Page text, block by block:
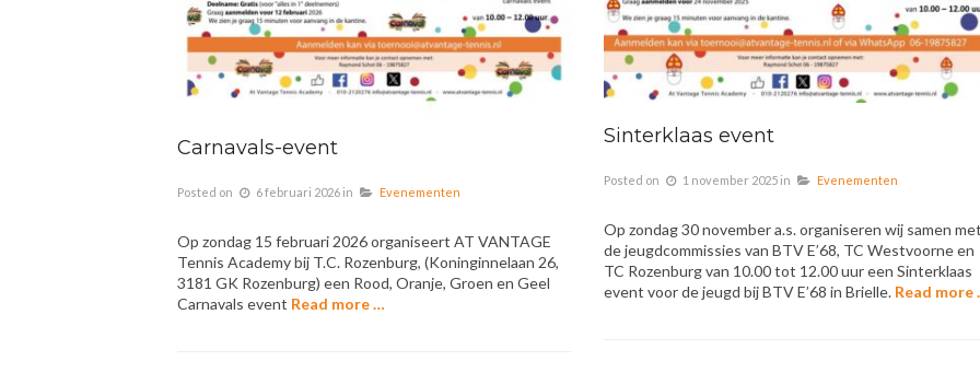
Carnavals-event
Posted on 6 februari 2026 in Evenementen
Op zondag 15 februari 2026 organiseert AT VANTAGE
Tennis Academy bij T.C. Rozenburg, (Koninginnelaan 26,
3181 GK Rozenburg) een Rood, Oranje, Groen en Geel
Carnavals event Read more …
Sinterklaas event
Posted on 1 november 2025 in Evenementen
Op zondag 30 november a.s. organiseren wij samen
de jeugdcommissies van BTV E’68, TC Westvoorne en
TC Rozenburg van 10.00 tot 12.00 uur een Sinterklaas
event voor de jeugd bij BTV E’68 in Brielle. Read more